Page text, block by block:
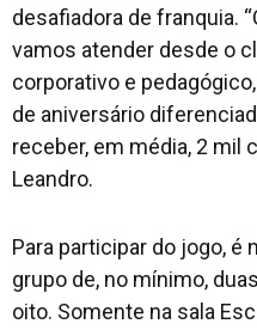
desafiadora de franquia.
vamos atender desde o
corporativo e
de aniversário
receber, em média, 2 mil
Leandro.
Para participar do jogo,
grupo de, no mínimo,
oito. Somente na sala